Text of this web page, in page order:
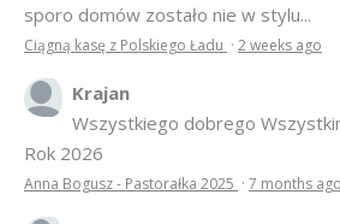
sporo domów zostało nie w stylu...
Ciągną kasę z Polskiego Ładu · 2 weeks ago
Krajan
Wszystkiego dobrego
Rok 2026
Anna Bogusz - Pastorałka 2025 · 7 months ago